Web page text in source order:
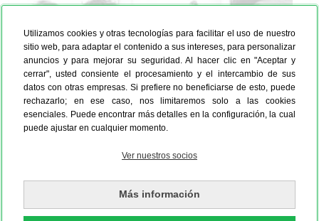
Utilizamos cookies y otras tecnologías para facilitar el uso de nuestro
sitio web, para adaptar el contenido a sus intereses, para personalizar
anuncios y para mejorar su seguridad. Al hacer clic en "Aceptar y
cerrar", usted consiente el procesamiento y el intercambio de sus
datos con otras empresas. Si prefiere no beneficiarse de esto, puede
rechazarlo; en ese caso, nos limitaremos solo a las cookies
esenciales. Puede encontrar más detalles en la configuración, la cual
puede ajustar en cualquier momento.
Ver nuestros socios
Más información
Albumes digitales básicos
Nuestros modelos básicos son sencillos, puros y
atemporales, ideal para tus fotos de gran formato,
como collage o con formas redonda o cuadradas. En
esta sección también encontrarás páginas